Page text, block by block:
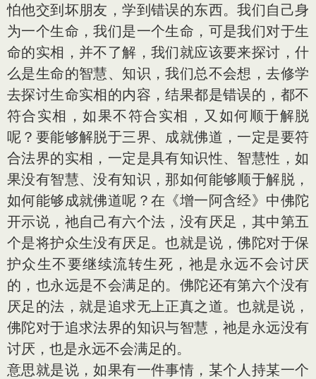
怕他交到坏朋友，学到错误的东西。我们自己身
为一个生命，我们是一个生命，可是我们对于生
命的实相，并不了解，我们就应该要来探讨，什
么是生命的智慧、知识，我们总不会想，去修学
去探讨生命实相的内容，结果都是错误的，都不
符合实相，如果不符合实相，又如何顺于解脱
呢？要能够解脱于三界、成就佛道，一定是要符
合法界的实相，一定是具有知识性、智慧性，如
果没有智慧、没有知识，那如何能够顺于解脱，
如何能够成就佛道呢？在《增一阿含经》中佛陀
开示说，祂自己有六个法，没有厌足，其中第五
个是将护众生没有厌足。也就是说，佛陀对于保
护众生不要继续流转生死，祂是永远不会讨厌
的，也永远是不会满足的。佛陀还有第六个没有
厌足的法，就是追求无上正真之道。也就是说，
佛陀对于追求法界的知识与智慧，祂是永远没有
讨厌，也是永远不会满足的。
意思就是说，如果有一件事情，某个人持某一个